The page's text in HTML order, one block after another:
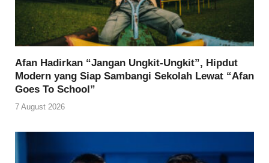
Afan Hadirkan “Jangan Ungkit-Ungkit”, Hipdut
Modern yang Siap Sambangi Sekolah Lewat “Afan
Goes To School”
7 August 2026